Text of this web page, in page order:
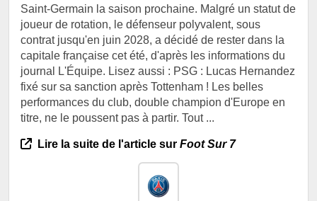
Saint-Germain la saison prochaine. Malgré un statut de
joueur de rotation, le défenseur polyvalent, sous
contrat jusqu'en juin 2028, a décidé de rester dans la
capitale française cet été, d'après les informations du
journal L'Équipe. Lisez aussi : PSG : Lucas Hernandez
fixé sur sa sanction après Tottenham ! Les belles
performances du club, double champion d'Europe en
titre, ne le poussent pas à partir. Tout ...
Lire la suite de l'article sur Foot Sur 7